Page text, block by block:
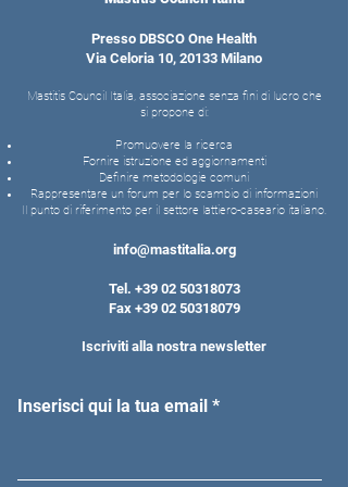
Presso DBSCO One Health
Via Celoria 10, 20133 Milano
Mastitis Council Italia, associazione senza fini di lucro che
si propone di:
Promuovere la ricerca
Fornire istruzione ed aggiornamenti
Definire metodologie comuni
Rappresentare un forum per lo scambio di informazioni
Il punto di riferimento per il settore lattiero-caseario italiano.
info@mastitalia.org
Tel. +39 02 50318073
Fax +39 02 50318079
Iscriviti alla nostra newsletter
Inserisci qui la tua email